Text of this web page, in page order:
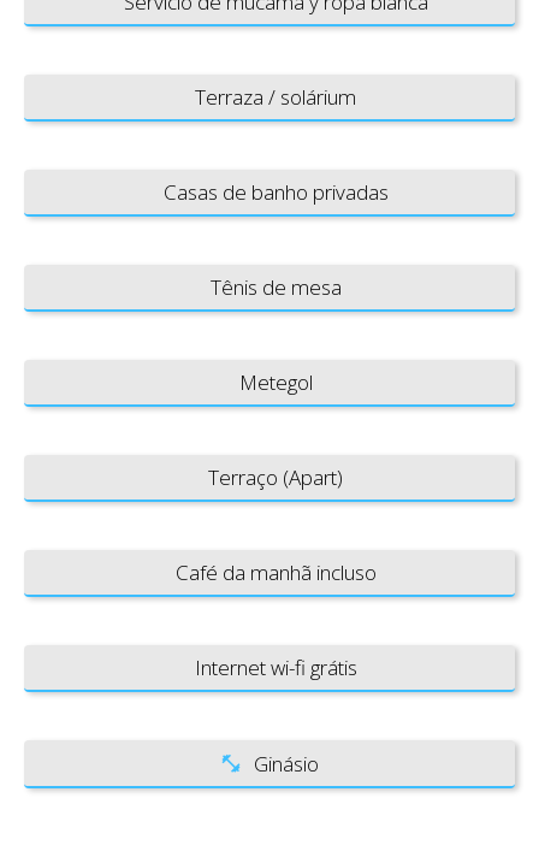
Terraza / solárium
Casas de banho privadas
Tênis de mesa
Metegol
Terraço (Apart)
Café da manhã incluso
Internet wi-fi grátis
Ginásio